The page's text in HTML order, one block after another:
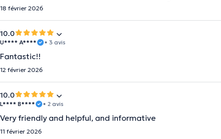
18 février 2026
10.0
U**** A**** • 3 avis
Fantastic!!
12 février 2026
10.0
L**** B**** • 2 avis
Very friendly and helpful, and informative
11 février 2026